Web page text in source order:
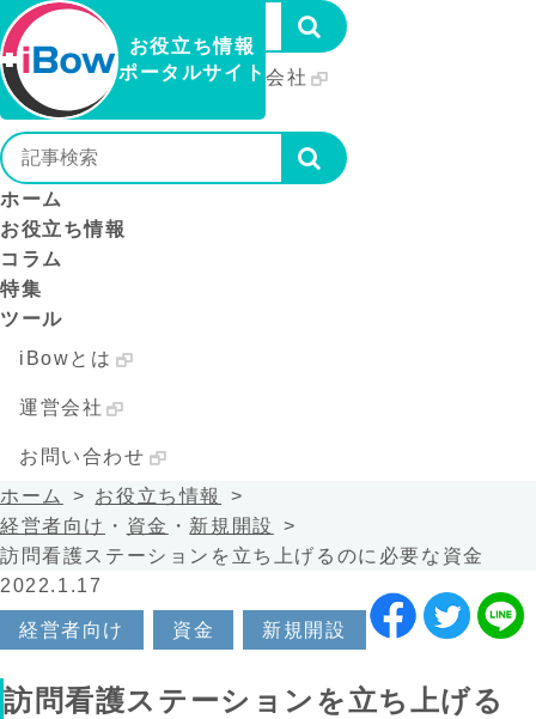
お役立ち情報
ポータルサイト
iBowとは
運営会社
お問い合わせ
ホーム
お役立ち情報
コラム
特集
ツール
iBowとは
運営会社
お問い合わせ
ホーム
お役立ち情報
経営者向け ・ 資金 ・ 新規開設
訪問看護ステーションを立ち上げるのに必要な資金
2022.1.17
経営者向け 資金 新規開設
訪問看護ステーションを立ち上げる